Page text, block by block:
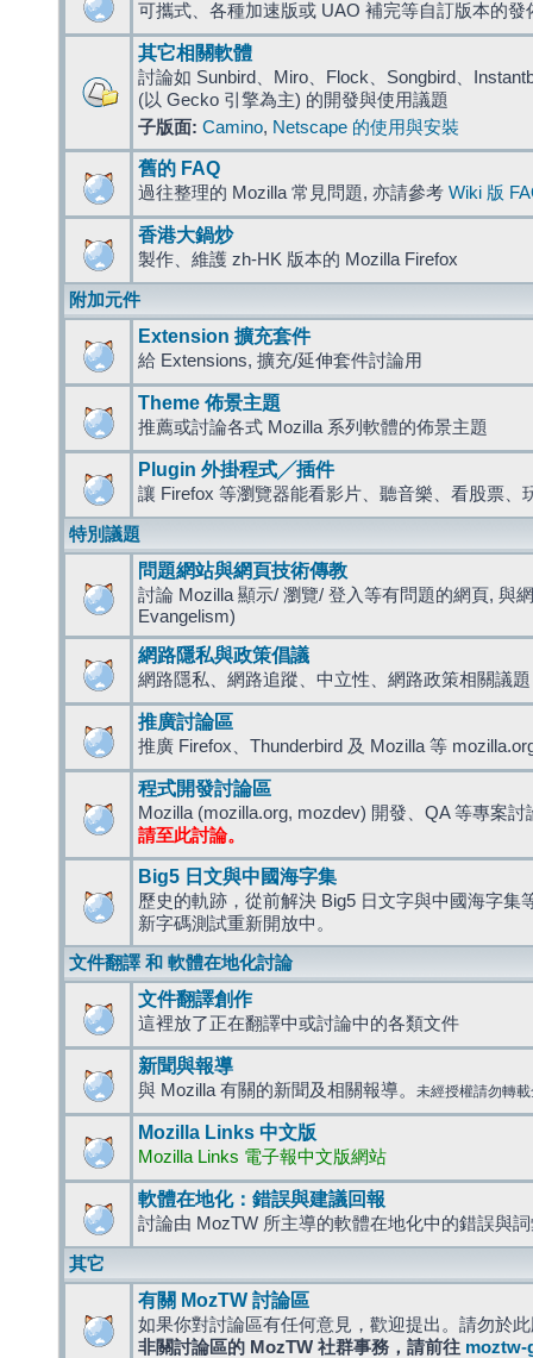
可攜式、各種加速版或 UAO 補完等自訂版本的發
其它相關軟體
討論如 Sunbird、Miro、Flock、Songbird、
(以 Gecko 引擎為主) 的開發與使用議題
子版面: Camino, Netscape 的使用與安裝
舊的 FAQ
過往整理的 Mozilla 常見問題, 亦請參考 Wiki 版
香港大鍋炒
製作、維護 zh-HK 版本的 Mozilla Firefox
附加元件
Extension 擴充套件
給 Extensions, 擴充/延伸套件討論用
Theme 佈景主題
推薦或討論各式 Mozilla 系列軟體的佈景主題
Plugin 外掛程式╱插件
讓 Firefox 等瀏覽器能看影片、聽音樂、看股票、
特別議題
問題網站與網頁技術傳教
討論 Mozilla 顯示/ 瀏覽/ 登入等有問題的網頁, 與
Evangelism)
網路隱私與政策倡議
網路隱私、網路追蹤、中立性、網路政策相關議題
推廣討論區
推廣 Firefox、Thunderbird 及 Mozilla 等
程式開發討論區
Mozilla (mozilla.org, mozdev) 開發、QA 等專案討
請至此討論。
Big5 日文與中國海字集
歷史的軌跡，從前解決 Big5 日文字與中國海字集
新字碼測試重新開放中。
文件翻譯 和 軟體在地化討論
文件翻譯創作
這裡放了正在翻譯中或討論中的各類文件
新聞與報導
與 Mozilla 有關的新聞及相關報導。 未經授權請勿轉
Mozilla Links 中文版
Mozilla Links 電子報中文版網站
軟體在地化：錯誤與建議回報
討論由 MozTW 所主導的軟體在地化中的錯誤與
其它
有關 MozTW 討論區
如果你對討論區有任何意見，歡迎提出。請勿於
非關討論區的 MozTW 社群事務，請前往 moztw-